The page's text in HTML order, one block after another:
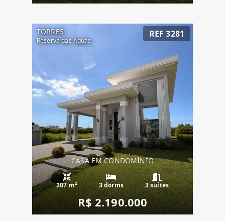
TORRES
Reserva das Águas
REF 3281
CASA EM CONDOMÍNIO
207 m² 3 dorms 3 suítes
R$ 2.190.000